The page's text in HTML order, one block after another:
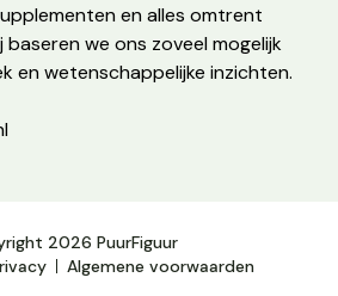
en alles omtrent
baseren we ons zoveel mogelijk
en wetenschappelijke inzichten.
2026 PuurFiguur
Algemene voorwaarden